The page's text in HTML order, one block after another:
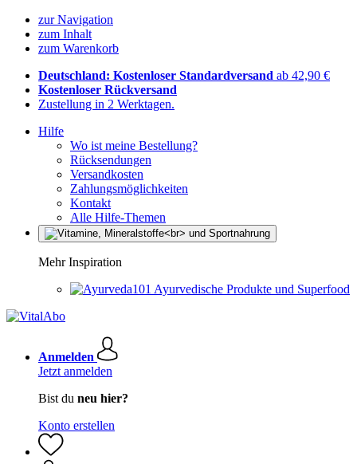
zur Navigation
zum Inhalt
zum Warenkorb
Deutschland: Kostenloser Standardversand ab 42,90 €
Kostenloser Rückversand
Zustellung in 2 Werktagen.
Hilfe
Wo ist meine Bestellung?
Rücksendungen
Versandkosten
Zahlungsmöglichkeiten
Kontakt
Alle Hilfe-Themen
Mehr Inspiration
Ayurvedische Produkte und Superfood
Anmelden
Jetzt anmelden
Bist du neu hier?
Konto erstellen